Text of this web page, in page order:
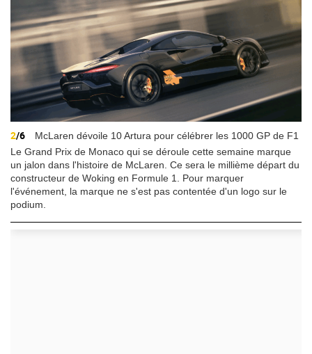
2/6
McLaren dévoile 10 Artura pour célébrer les 1000 GP de F1
Le Grand Prix de Monaco qui se déroule cette semaine marque
un jalon dans l'histoire de McLaren. Ce sera le millième départ du
constructeur de Woking en Formule 1. Pour marquer
l'événement, la marque ne s'est pas contentée d'un logo sur le
podium.